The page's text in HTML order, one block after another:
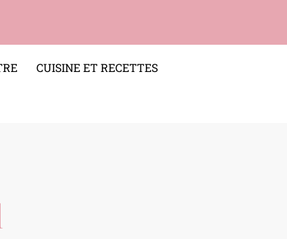
CUISINE ET RECETTES